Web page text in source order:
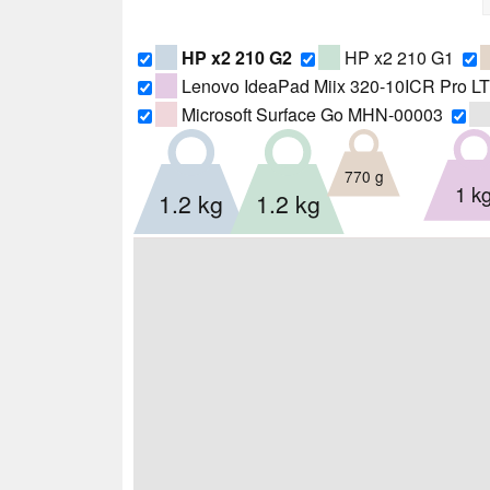
HP x2 210 G2 HP x2 210 G1
Lenovo IdeaPad Miix 320-10ICR Pro
Microsoft Surface Go MHN-00003
1.2 kg 1.2 kg
770 g
1 kg